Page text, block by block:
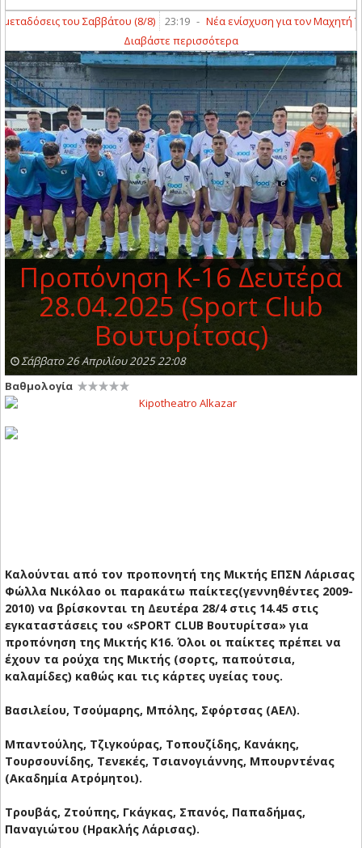
του Σαββάτου (8/8) 23:19 - Νέα ενίσχυση για τον Μαχητή
Διαβάστε περισσότερα
Προπόνηση Κ-16 Δευτέρα
28.04.2025 (Sport Club
Βουτυρίτσας)
Σάββατο 26 Απριλίου 2025 22:08
Βαθμολογία
Καλούνται από τον προπονητή της Μικτής ΕΠΣΝ Λάρισας
Φώλλα Νικόλαο οι παρακάτω παίκτες(γεννηθέντες 2009-
2010) να βρίσκονται τη Δευτέρα 28/4 στις 14.45 στις
εγκαταστάσεις του «SPORT CLUB Βουτυρίτσα» για
προπόνηση της Μικτής Κ16. Όλοι οι παίκτες πρέπει να
έχουν τα ρούχα της Μικτής (σορτς, παπούτσια,
καλαμίδες) καθώς και τις κάρτες υγείας τους.
Βασιλείου, Τσούμαρης, Μπόλης, Σφόρτσας (ΑΕΛ).
Μπαντούλης, Τζιγκούρας, Τοπουζίδης, Κανάκης,
Τουρσουνίδης, Τενεκές, Τσιανογιάννης, Μπουρντένας
(Ακαδημία Ατρόμητοι).
Τρουβάς, Ζτούπης, Γκάγκας, Σπανός, Παπαδήμας,
Παναγιώτου (Ηρακλής Λάρισας).